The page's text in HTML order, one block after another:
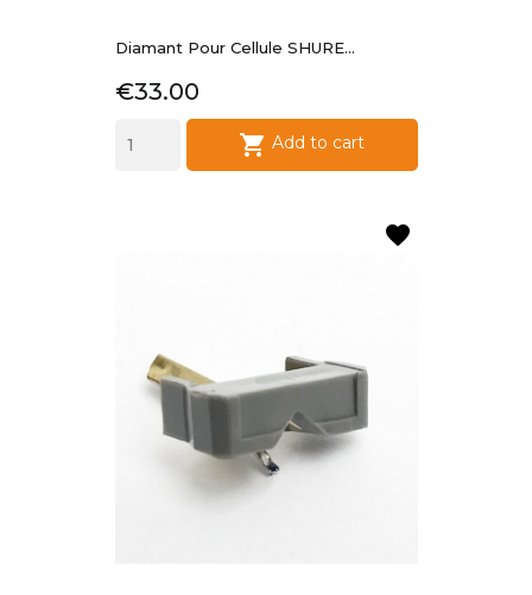
Diamant Pour Cellule SHURE...
Price
€33.00
 Add to cart
favorite